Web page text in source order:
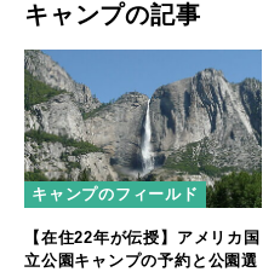
キャンプの記事
キャンプのフィールド
【在住22年が伝授】アメリカ国
立公園キャンプの予約と公園選